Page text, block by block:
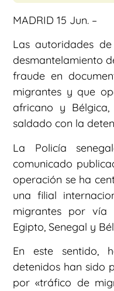
MADRID 15 Jun. –
Las autoridades
desmantelamiento
fraude en
migrantes y que
africano y
saldado con la
La Policía
comunicado
operación se ha
una filial
migrantes por vía
Egipto, Senegal y
En este sentido,
detenidos han sido
por «tráfico de